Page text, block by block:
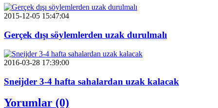
2015-12-05 15:47:04
Gerçek dışı söylemlerden uzak durulmalı
2016-03-28 17:39:00
Sneijder 3-4 hafta sahalardan uzak kalacak
Yorumlar (0)